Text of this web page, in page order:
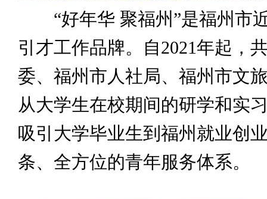
“好年华 聚福州”是福州市
引才工作品牌。自2021年起，
委、福州市人社局、福州市文
从大学生在校期间的研学和实
吸引大学毕业生到福州就业创
条、全方位的青年服务体系。